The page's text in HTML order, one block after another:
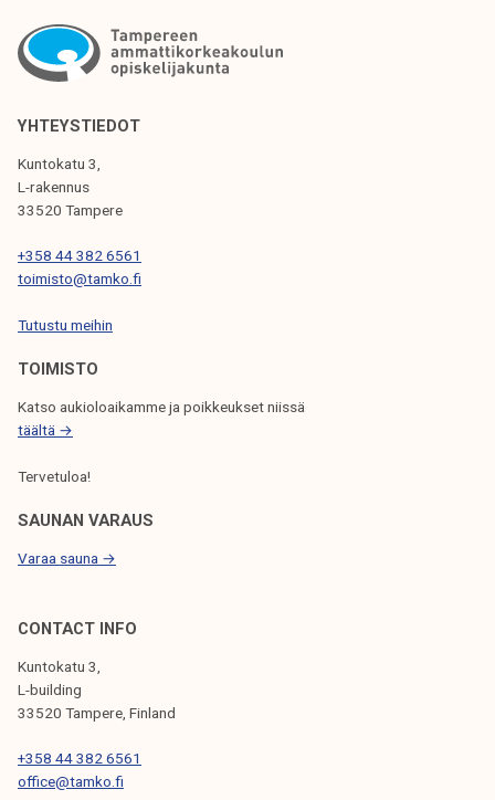
K
L
I
E
S
L
A
U
YHTEYSTIEDOT
Kuntokatu 3,
L-rakennus
33520 Tampere
+358 44 382 6561
toimisto@tamko.fi
Tutustu meihin
TOIMISTO
Katso aukioloaikamme ja poikkeukset niissä
täältä →
Tervetuloa!
SAUNAN VARAUS
Varaa sauna →
CONTACT INFO
Kuntokatu 3,
L-building
33520 Tampere, Finland
+358 44 382 6561
office@tamko.fi